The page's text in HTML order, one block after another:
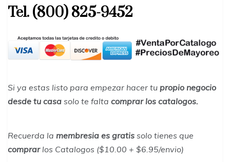
Tel. (800) 825-9452
Si ya estas listo para empezar hacer tu propio negocio
desde tu casa solo te falta comprar los catalogos.
Recuerda la membresia es gratis solo tienes que
comprarlos Catalogos ($10.00 + $6.95/envio)